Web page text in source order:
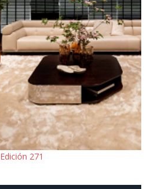
Edición 271